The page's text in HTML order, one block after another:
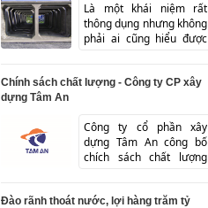
Là một khái niệm rất
thông dụng nhưng không
phải ai cũng hiểu được
Chính sách chất lượng - Công ty CP xây
dựng Tâm An
Công ty cổ phần xây
dựng Tâm An công bố
chích sách chất lượng
Đào rãnh thoát nước, lợi hàng trăm tỷ